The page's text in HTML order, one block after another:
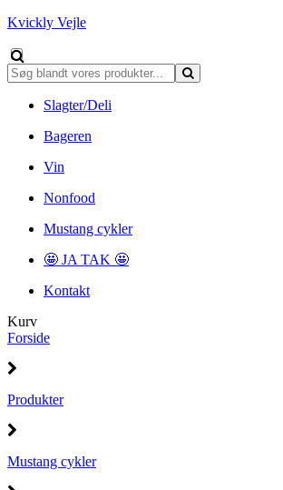
Kvickly Vejle
Slagter/Deli
Bageren
Vin
Nonfood
Mustang cykler
🤩 JA TAK 🤩
Kontakt
Kurv
Forside
Produkter
Mustang cykler